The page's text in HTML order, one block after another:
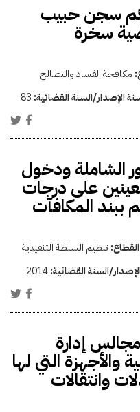
سجن حبيب
سخرة
مكافحة الفساد والتصالح
الإصدار/السنة القضائية: 83
الشاملة ودخول
على درجات
ببند المكافآت
تنظيم السلطة التنفيذية
السنة القضائية:2014
إدارة
والأجهزة التي لها
وانتقالات